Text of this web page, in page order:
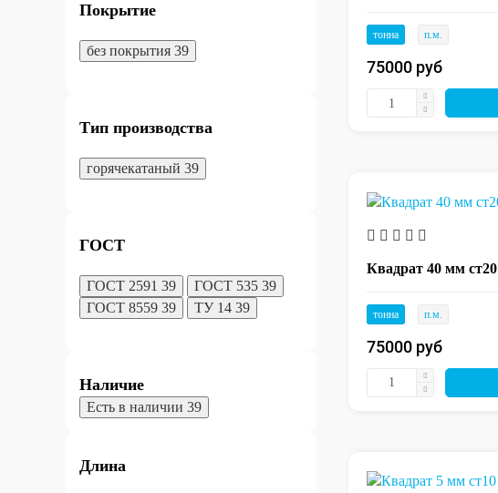
Покрытие
без покрытия 39
Тип производства
горячекатаный 39
ГОСТ
ГОСТ 2591 39 ГОСТ 535 39
ГОСТ 8559 39 ТУ 14 39
Наличие
Есть в наличии 39
Длина
тонна п.м.
75000 руб
Квадрат 40 мм ст20
тонна п.м.
75000 руб